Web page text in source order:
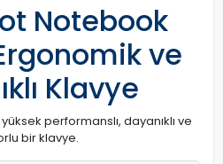
Notebook
ve
Klavye
performanslı, dayanıklı ve
bir klavye.